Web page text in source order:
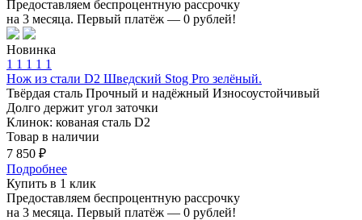
Предоставляем беспроцентную рассрочку
на 3 месяца. Первый платёж — 0 рублей!
Новинка
1 1 1 1 1
Нож из стали D2 Шведский Stog Pro зелёный.
Твёрдая сталь Прочный и надёжный Износоустойчивый
Долго держит угол заточки
Клинок: кованая сталь D2
Товар в наличии
7 850 ₽
Подробнее
Купить в 1 клик
Предоставляем беспроцентную рассрочку
на 3 месяца. Первый платёж — 0 рублей!